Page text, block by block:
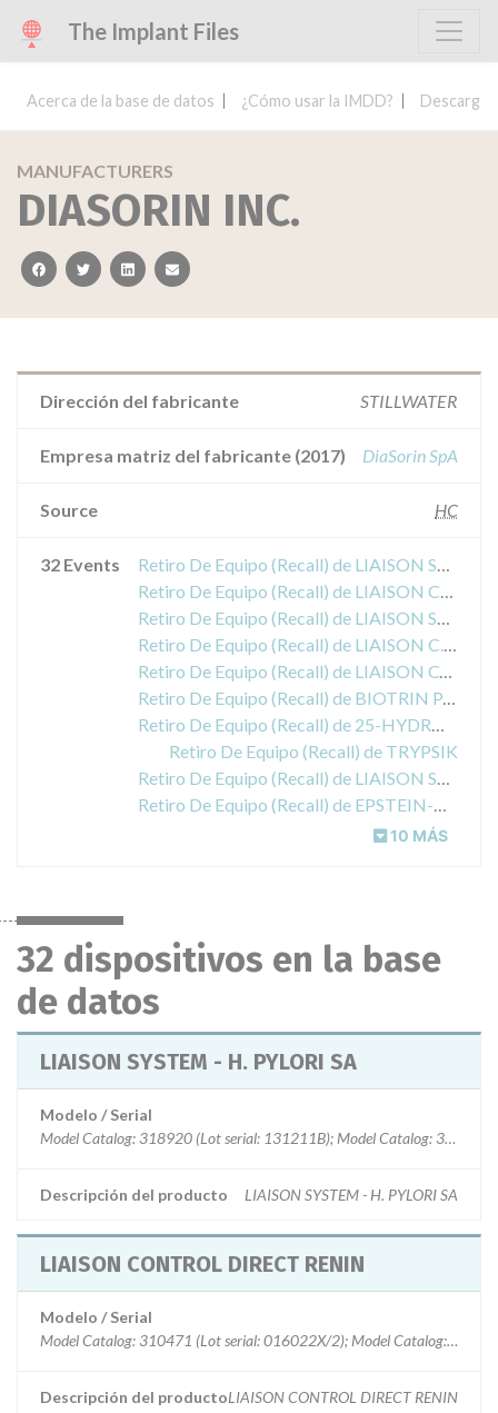
The Implant Files
Acerca de la base de datos ¿Cómo usar la IMDD? Descargar
MANUFACTURERS
DIASORIN INC.
facebooktwitterlinkedinemail
Dirección del fabricante STILLWATER
Empresa matriz del fabricante (2017) DiaSorin SpA
Source HC
32 Events
Retiro De Equipo (Recall) de LIAISON SYSTEM - H. PYLORI SA
Retiro De Equipo (Recall) de LIAISON CONTROL DIRECT RENIN
Retiro De Equipo (Recall) de LIAISON SYSTEM - INSTRUMENT CLASS 2
Retiro De Equipo (Recall) de LIAISON C. DIFFICILE GDH CONTROL SET
Retiro De Equipo (Recall) de LIAISON C-PEPTID
Retiro De Equipo (Recall) de BIOTRIN PARVOVIRUS B19 IGM
Retiro De Equipo (Recall) de 25-HYDROXYVITAMIN D RIA KIT
Retiro De Equipo (Recall) de TRYPSIK
Retiro De Equipo (Recall) de LIAISON SYSTEM - INSTRUMENT CLASS III
Retiro De Equipo (Recall) de EPSTEIN-BARR VIRAL CAPSID ANTIGEN (VCA) IGG ELISA KIT
10 MÁS
32 dispositivos en la base
de datos
LIAISON SYSTEM - H. PYLORI SA
Modelo / Serial
Model Catalog: 318920 (Lot serial: 131211B); Model Catalog: 318920
Descripción del producto LIAISON SYSTEM - H. PYLORI SA
LIAISON CONTROL DIRECT RENIN
Modelo / Serial
Model Catalog: 310471 (Lot serial: 016022X/2); Model Catalog:
Descripción del productoLIAISON CONTROL DIRECT RENIN